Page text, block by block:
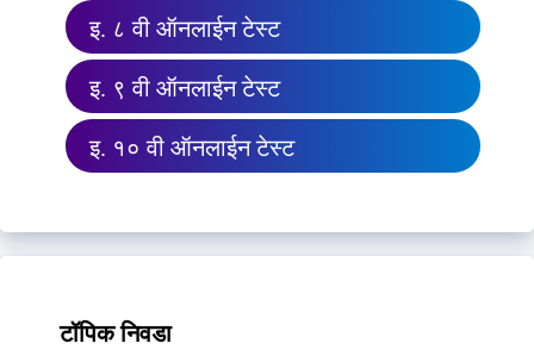
इ. ८ वी ऑनलाईन टेस्ट
इ. ९ वी ऑनलाईन टेस्ट
इ. १० वी ऑनलाईन टेस्ट
टॉपिक निवडा